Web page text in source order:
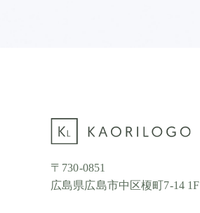
〒730-0851
広島県広島市中区榎町7-14 1F